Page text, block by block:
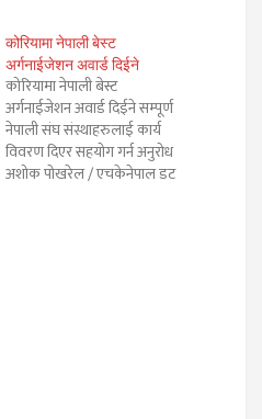
कोरियामा नेपाली बेस्ट
अर्गनाईजेशन अवार्ड दिईने
कोरियामा नेपाली बेस्ट
अर्गनाईजेशन अवार्ड दिईने सम्पूर्ण
नेपाली संघ संस्थाहरुलाई कार्य
विवरण दिएर सहयोग गर्न अनुरोध
अशोक पोखरेल / एचकेनेपाल डट